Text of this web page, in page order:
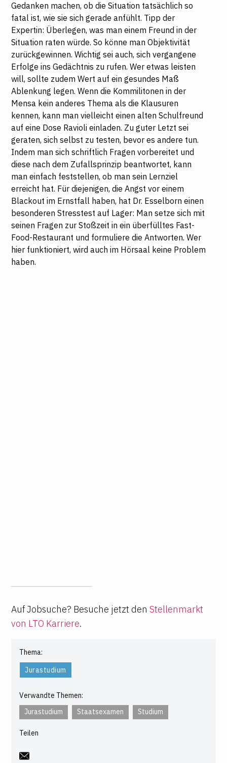
Gedanken machen, ob die Situation tatsächlich so
fatal ist, wie sie sich gerade anfühlt. Tipp der
Expertin: Überlegen, was man einem Freund in der
Situation raten würde. So könne man Objektivität
zurückgewinnen. Wichtig sei auch, sich vergangene
Erfolge ins Gedächtnis zu rufen. Wer etwas leisten
will, sollte zudem Wert auf ein gesundes Maß
Ablenkung legen. Wenn die Kommilitonen in der
Mensa kein anderes Thema als die Klausuren
kennen, kann man vielleicht einen alten Schulfreund
auf eine Dose Ravioli einladen. Zu guter Letzt sei
geraten, sich selbst zu testen, bevor es andere tun.
Indem man sich schriftlich Fragen vorbereitet und
diese nach dem Zufallsprinzip beantwortet, kann
man einfach feststellen, ob man sein Lernziel
erreicht hat. Für diejenigen, die Angst vor einem
Blackout im Ernstfall haben, hat Dr. Esselborn einen
besonderen Stresstest auf Lager: Man setze sich mit
seinen Fragen zur Stoßzeit in ein überfülltes Fast-
Food-Restaurant und formuliere die Antworten. Wer
hier funktioniert, wird auch im Hörsaal keine Problem
haben.
Auf Jobsuche? Besuche jetzt den Stellenmarkt
von LTO Karriere.
Thema:
Jurastudium
Verwandte Themen:
Jurastudium
Staatsexamen Studium
Teilen